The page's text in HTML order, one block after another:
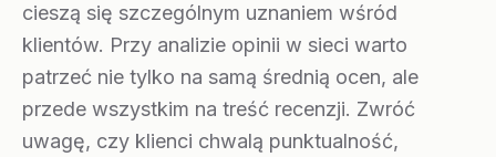
cieszą się szczególnym uznaniem wśród
klientów. Przy analizie opinii w sieci warto
patrzeć nie tylko na samą średnią ocen, ale
przede wszystkim na treść recenzji. Zwróć
uwagę, czy klienci chwalą punktualność,